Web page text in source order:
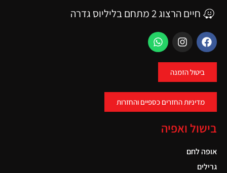
חיים הרצוג 2 מתחם בליליוס גדרה
ביטול הזמנה
מדיניות החזרים כספיים והחזרות
בישול ואפיה
אופה לחם
גרילים